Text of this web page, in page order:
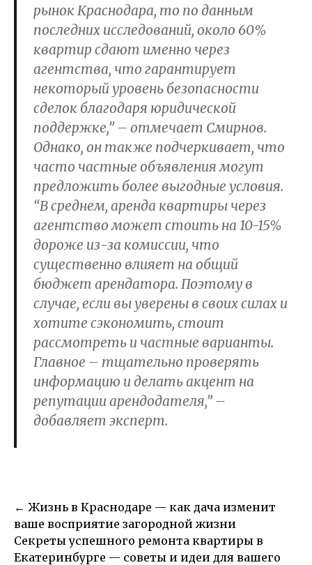
рынок Краснодара, то по данным
последних исследований, около 60%
квартир сдают именно через
агентства, что гарантирует
некоторый уровень безопасности
сделок благодаря юридической
поддержке,” – отмечает Смирнов.
Однако, он также подчеркивает, что
часто частные объявления могут
предложить более выгодные условия.
“В среднем, аренда квартиры через
агентство может стоить на 10-15%
дороже из-за комиссии, что
существенно влияет на общий
бюджет арендатора. Поэтому в
случае, если вы уверены в своих силах и
хотите сэкономить, стоит
рассмотреть и частные варианты.
Главное – тщательно проверять
информацию и делать акцент на
репутации арендодателя,” –
добавляет эксперт.
Навигация
по
записям
← Жизнь в Краснодаре — как дача изменит
ваше восприятие загородной жизни
Секреты успешного ремонта квартиры в
Екатеринбурге — советы и идеи для вашего